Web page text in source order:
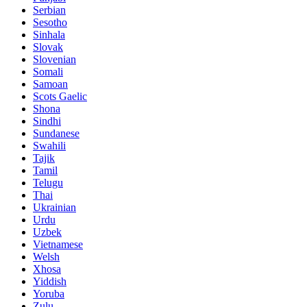
Serbian
Sesotho
Sinhala
Slovak
Slovenian
Somali
Samoan
Scots Gaelic
Shona
Sindhi
Sundanese
Swahili
Tajik
Tamil
Telugu
Thai
Ukrainian
Urdu
Uzbek
Vietnamese
Welsh
Xhosa
Yiddish
Yoruba